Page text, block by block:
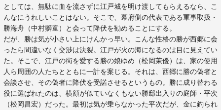
としては、無駄に血を流さずに江戸城を明け渡してもらえるなら、こ
んなにうれしいことはない。そこで、幕府側の代表である軍事取扱・
勝海舟（中村獅童）と会って降伏を勧めることにする。
だが、勝は気が小さい上にけんかっ早い。こんな性格の勝が西郷に会
ったら間違いなく交渉は決裂。江戸が火の海になるのは目に見えてい
た。そこで、江戸の街を愛する勝の娘ゆめ（松岡茉優）は、家の使用
人ら周囲の人たちとともに一計を案じる。それは、西郷に勝の偽者と
会談させ、その偽者に降伏を受諾させるというもの。勝に成り替わる
役に選ばれたのは、横顔が似ていなくもない勝邸出入りの庭師・平次
（松岡昌宏）だった。最初は気が乗らなかった平次だが、金に釣られ